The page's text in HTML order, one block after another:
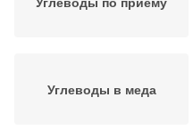
Углеводы в меда